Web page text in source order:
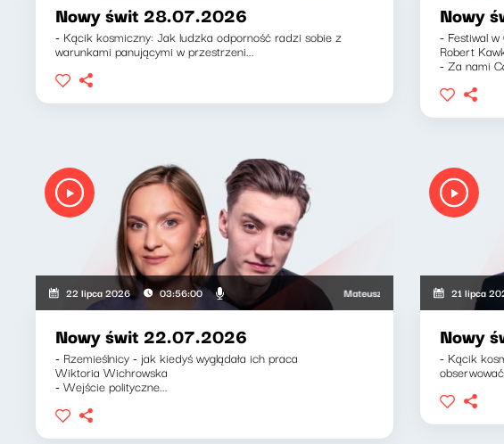
Nowy świt 28.07.2026
- Kącik kosmiczny: Jak ludzka odporność radzi sobie z
warunkami panującymi w przestrzeni...
Nowy
- Festiwal
Robert
- Za nami
22 lipca 2026 03:56:00 Mateusz Andruszkiewicz, Zuzanna
Nowy świt 22.07.2026
- Rzemieślnicy - jak kiedyś wyglądała ich praca
Wiktoria Wichrowska
- Wejście polityczne...
21 lipca
Nowy
- Kącik